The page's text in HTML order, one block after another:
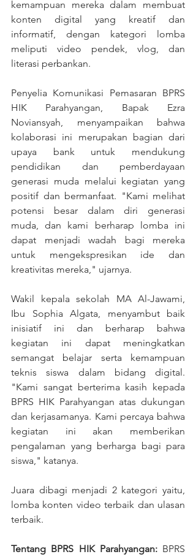
kemampuan mereka dalam membuat
konten digital yang kreatif dan
informatif, dengan kategori lomba
meliputi video pendek, vlog, dan
literasi perbankan.
Penyelia Komunikasi Pemasaran BPRS
HIK Parahyangan, Bapak Ezra
Noviansyah, menyampaikan bahwa
kolaborasi ini merupakan bagian dari
upaya bank untuk mendukung
pendidikan dan pemberdayaan
generasi muda melalui kegiatan yang
positif dan bermanfaat. "Kami melihat
potensi besar dalam diri generasi
muda, dan kami berharap lomba ini
dapat menjadi wadah bagi mereka
untuk mengekspresikan ide dan
kreativitas mereka," ujarnya.
Wakil kepala sekolah MA Al-Jawami,
Ibu Sophia Algata, menyambut baik
inisiatif ini dan berharap bahwa
kegiatan ini dapat meningkatkan
semangat belajar serta kemampuan
teknis siswa dalam bidang digital.
"Kami sangat berterima kasih kepada
BPRS HIK Parahyangan atas dukungan
dan kerjasamanya. Kami percaya bahwa
kegiatan ini akan memberikan
pengalaman yang berharga bagi para
siswa," katanya.
Juara dibagi menjadi 2 kategori yaitu,
lomba konten video terbaik dan ulasan
terbaik.
Tentang BPRS HIK Parahyangan: BPRS